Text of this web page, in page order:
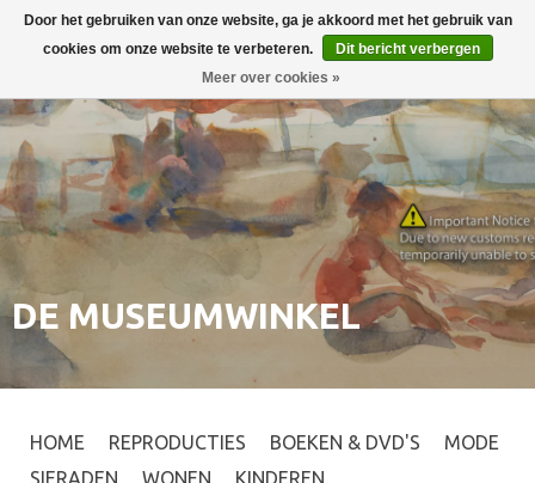
Inloggen 0
DE MUSEUMWINKEL
HOME REPRODUCTIES BOEKEN & DVD'S
MODE
SIERADEN
WONEN
KINDEREN
Door het gebruiken van onze website, ga je akkoord met het gebruik van
cookies om onze website te verbeteren.
Dit bericht verbergen
Meer over cookies »